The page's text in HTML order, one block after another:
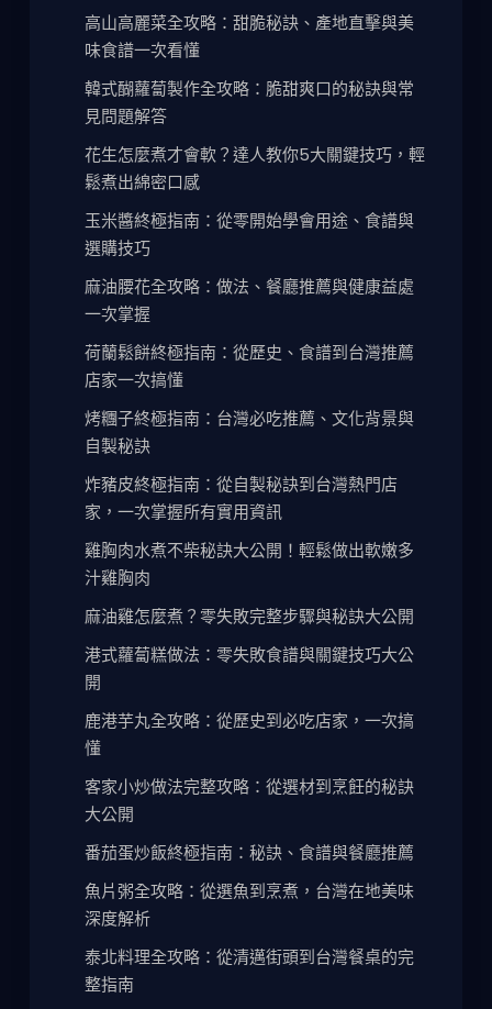
高山高麗菜全攻略：甜脆秘訣、產地直擊與美
味食譜一次看懂
韓式醐蘿蔔製作全攻略：脆甜爽口的秘訣與常
見問題解答
花生怎麼煮才會軟？達人教你5大關鍵技巧，輕
鬆煮出綿密口感
玉米醬終極指南：從零開始學會用途、食譜與
選購技巧
麻油腰花全攻略：做法、餐廳推薦與健康益處
一次掌握
荷蘭鬆餅終極指南：從歷史、食譜到台灣推薦
店家一次搞懂
烤糰子終極指南：台灣必吃推薦、文化背景與
自製秘訣
炸豬皮終極指南：從自製秘訣到台灣熱門店
家，一次掌握所有實用資訊
雞胸肉水煮不柴秘訣大公開！輕鬆做出軟嫩多
汁雞胸肉
麻油雞怎麼煮？零失敗完整步驟與秘訣大公開
港式蘿蔔糕做法：零失敗食譜與關鍵技巧大公
開
鹿港芋丸全攻略：從歷史到必吃店家，一次搞
懂
客家小炒做法完整攻略：從選材到烹飪的秘訣
大公開
番茄蛋炒飯終極指南：秘訣、食譜與餐廳推薦
魚片粥全攻略：從選魚到烹煮，台灣在地美味
深度解析
泰北料理全攻略：從清邁街頭到台灣餐桌的完
整指南